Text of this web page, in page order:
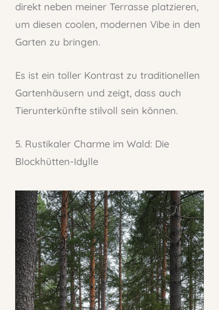
direkt neben meiner Terrasse platzieren,
um diesen coolen, modernen Vibe in den
Garten zu bringen.
Es ist ein toller Kontrast zu traditionellen
Gartenhäusern und zeigt, dass auch
Tierunterkünfte stilvoll sein können.
5. Rustikaler Charme im Wald: Die
Blockhütten-Idylle